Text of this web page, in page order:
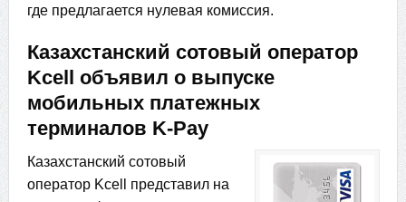
где предлагается нулевая комиссия.
Казахстанский сотовый оператор
Kcell объявил о выпуске
мобильных платежных
терминалов K-Pay
Казахстанский сотовый
оператор Kcell представил на